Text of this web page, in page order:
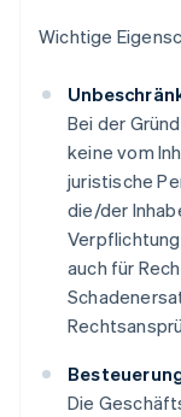
Wichtige
Bei der
keine vom
juristische
die/der
auch für
Die